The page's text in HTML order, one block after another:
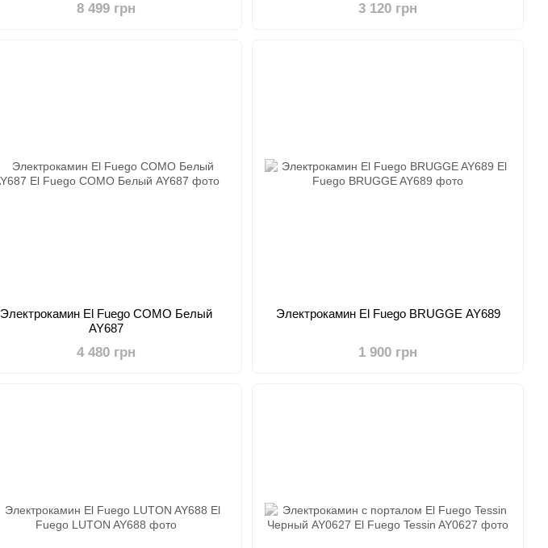
8 499 грн 3 120 грн
Электрокамин El Fuego COMO Белый
AY687
4 480 грн
Электрокамин El Fuego BRUGGE AY689
1 900 грн